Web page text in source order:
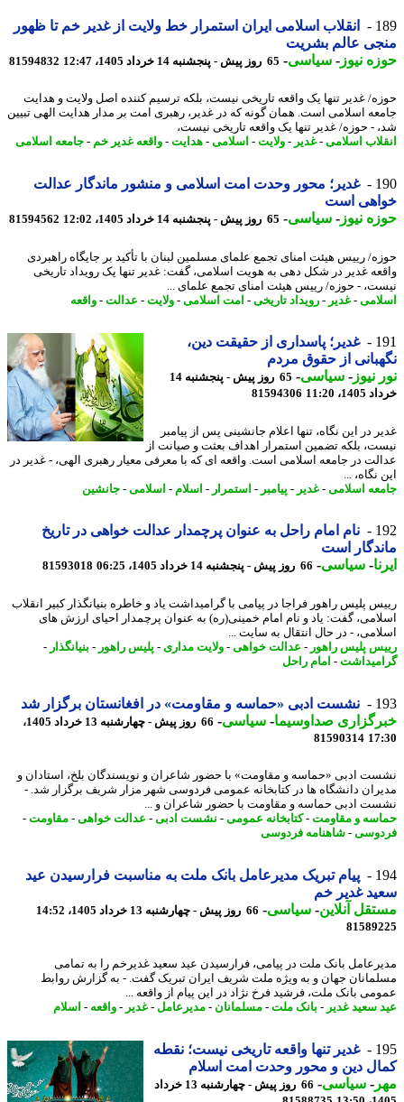
انقلاب اسلامی ایران استمرار خط ولایت از غدیر خم تا ظهور
عالم بشریت
نیوز-سیاسی-65 روز پیش - پنجشنبه 14 خرداد 1405، 12:47 81594832
غدیر تنها یک واقعه تاریخی نیست، بلکه ترسیم کننده اصل ولایت و هدایت
اسلامی است. همان گونه که در غدیر، رهبری امت بر مدار هدایت الهی تبیین
- حوزه/ غدیر تنها یک واقعه تاریخی نیست،
اسلامی-غدیر-ولایت-اسلامی-هدایت-واقعه غدیر خم -جامعه اسلامی
غدیر؛ محور وحدت امت اسلامی و منشور ماندگار عدالت
است
نیوز-سیاسی-65 روز پیش - پنجشنبه 14 خرداد 1405، 12:02 81594562
رییس هیئت امنای تجمع علمای مسلمین لبنان با تأکید بر جایگاه راهبردی
غدیر در شکل دهی به هویت اسلامی، گفت: غدیر تنها یک رویداد تاریخی
- حوزه/ رییس هیئت امنای تجمع علمای ...
-غدیر-رویداد تاریخی -امت اسلامی-ولایت-عدالت-واقعه
غدیر؛ پاسداری از حقیقت دین،
از حقوق مردم
نیوز-سیاسی-
65 روز پیش - پنجشنبه 14
11:20
81594306
در این نگاه، تنها اعلام جانشینی پس از پیامبر
بلکه تضمین استمرار اهداف بعثت و صیانت از
در جامعه اسلامی است. واقعه ای که با معرفی معیار رهبری الهی، - غدیر در
نگاه، ...
اسلامی-غدیر-پیامبر-استمرار- اسلام-اسلامی-جانشین
نام امام راحل به عنوان پرچمدار عدالت خواهی در تاریخ
است
-سیاسی-66 روز پیش - پنجشنبه 14 خرداد 1405، 06:25 81593018
پلیس راهور فراجا در پیامی با گرامیداشت یاد و خاطره بنیانگذار کبیر انقلاب
گفت: یاد و نام امام خمینی(ره) به عنوان پرچمدار احیای ارزش های
- در ﺣﺎل اﻧﺘﻘﺎل ﺑﻪ ﺳﺎﯾﺖ ...
پلیس راهور -عدالت خواهی-ولایت مداری- پلیس راهور -بنیانگذار-
-امام راحل
نشست ادبی «حماسه و مقاومت» در افغانستان برگزار شد
صداوسیما-سیاسی-
66 روز پیش - چهارشنبه 13 خرداد 1405،
81590314
ادبی «حماسه و مقاومت» با حضور شاعران و نویسندگان بلخ، استادان و
دانشگاه ‏ها در کتابخانه عمومی فردوسی شهر مزار شریف برگزار شد. -
ادبی حماسه و مقاومت با حضور شاعران و ...
و مقاومت-کتابخانه عمومی-نشست ادبی -عدالت خواهی-مقاومت-
-شاهنامه فردوسی
پیام تبریک مدیرعامل بانک ملت به مناسبت فرارسیدن عید
غدیر خم
آنلاین-سیاسی-66 روز پیش - چهارشنبه 13 خرداد 1405، 14:52
بانک ملت در پیامی، فرارسیدن عید سعید غدیرخم را به تمامی
جهان و به ویژه ملت شریف ایران تبریک گفت. - به گزارش روابط
بانک ملت، فرشید فرخ نژاد در این پیام از واقعه ...
سعید غدیر-بانک ملت -مسلمانان-مدیرعامل-غدیر-واقعه -اسلام
غدیر تنها واقعه تاریخی نیست؛ نقطه
دین و محور وحدت امت اسلام
-سیاسی-
66 روز پیش - چهارشنبه 13 خرداد